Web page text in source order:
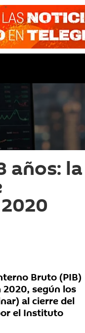
años: la
Bruto (PIB)
según los
al cierre del
el Instituto